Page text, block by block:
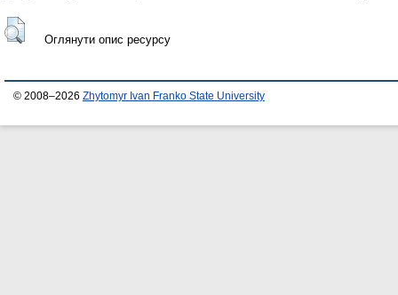
Оглянути опис ресурсу
© 2008–2026 Zhytomyr Ivan Franko State University